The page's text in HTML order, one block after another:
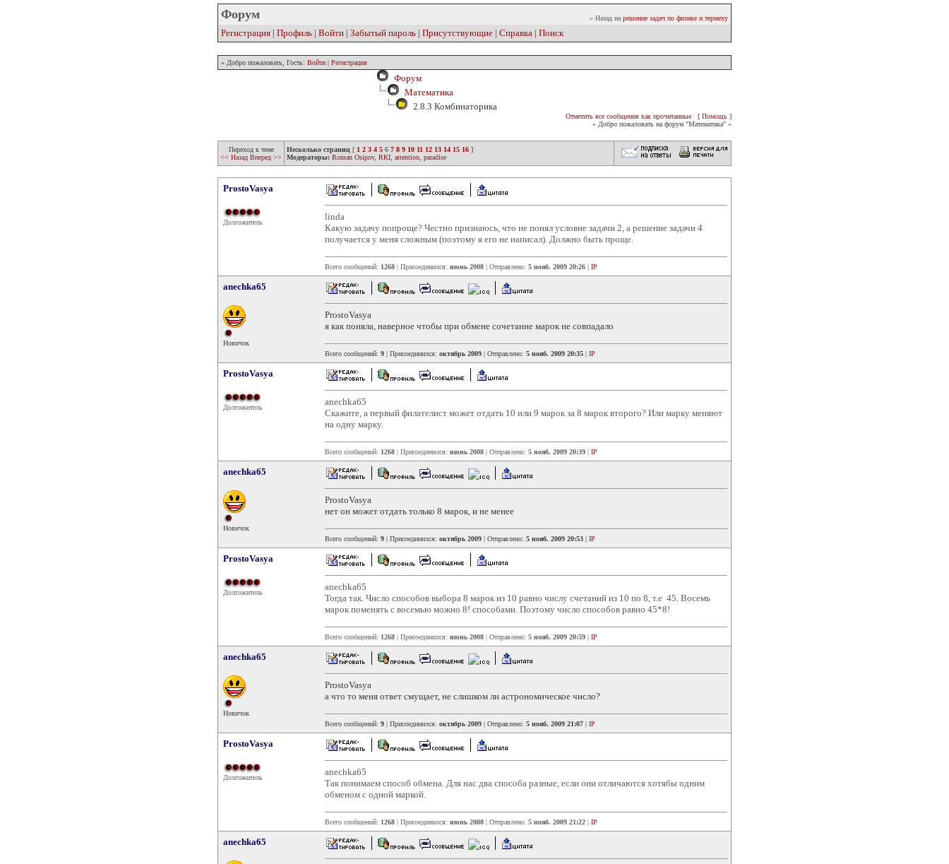
Форум » Назад на решение задач по физике и термеху
Регистрация | Профиль | Войти | Забытый пароль | Присутствующие | Справка | Поиск
» Добро пожаловать, Гость: Войти | Регистрация
Форум
Математика
2.8.3 Комбинаторика
Отметить все сообщения как прочитанные
[ Помощь ]
» Добро пожаловать на форум "Математика" «
Переход к теме
<< Назад Вперед >>
Несколько страниц [ 1 2 3 4 5 6 7 8 9 10 11 12 13 14 15 16 ]
Модераторы: Roman Osipov, RKI attention paradise
ProstoVasya
Долгожитель
linda
Какую задачу попроще? Честно признаюсь, что не понял условие задачи 2, а решение задачи 4
получается у меня сложным (поэтому я его не написал). Должно быть проще.
Всего сообщений: 1268 | Присоединился: июнь 2008 | Отправлено: 5 нояб. 2009 20:26 | IP
anechka65
Новичок
ProstoVasya
я как поняла, наверное чтобы при обмене сочетание марок не совпадало
Всего сообщений: 9 | Присоединился: октябрь 2009 | Отправлено: 5 нояб. 2009 20:35 | IP
ProstoVasya
Долгожитель
anechka65
Скажите, а первый филателист может отдать 10 или 9 марок за 8 марок второго? Или марку меняют
на одну марку.
Всего сообщений: 1268 | Присоединился: июнь 2008 | Отправлено: 5 нояб. 2009 20:39 | IP
anechka65
Новичок
ProstoVasya
нет он может отдать только 8 марок, и не менее
Всего сообщений: 9 | Присоединился: октябрь 2009 | Отправлено: 5 нояб. 2009 20:53 | IP
ProstoVasya
Долгожитель
anechka65
Тогда так. Число способов выбора 8 марок из 10 равно числу счетаний из 10 по 8, т.е 45. Восемь
марок поменять с восемью можно 8! способами. Поэтому число способов равно 45*8!
Всего сообщений: 1268 | Присоединился: июнь 2008 | Отправлено: 5 нояб. 2009 20:59 | IP
anechka65
Новичок
ProstoVasya
а что то меня ответ смущает, не слишком ли астрономическое число?
Всего сообщений: 9 | Присоединился: октябрь 2009 | Отправлено: 5 нояб. 2009 21:07 | IP
ProstoVasya
Долгожитель
anechka65
Так понимаем способ обмена. Для нас два способа разные, если они отличаются хотябы одним
обменом с одной маркой.
Всего сообщений: 1268 | Присоединился: июнь 2008 | Отправлено: 5 нояб. 2009 21:22 | IP
anechka65